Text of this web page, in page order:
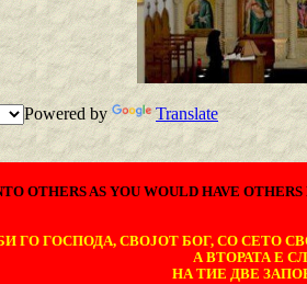
Powered by Translate
OTHERS AS YOU WOULD HAVE
ГО ГОСПОДА, СВОЈОТ БОГ, СО СЕТО
А ВТОРАТА Е
НА ТИЕ ДВЕ